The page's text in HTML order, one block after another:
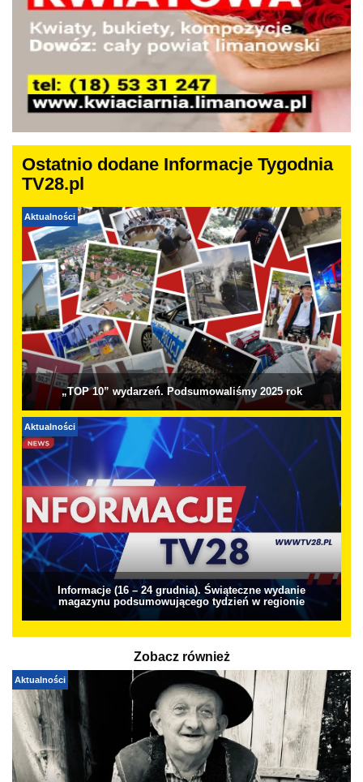
Ostatnio dodane Informacje Tygodnia
TV28.pl
Aktualności
„TOP 10” wydarzeń. Podsumowaliśmy 2025 rok
Aktualności
Informacje (16 – 24 grudnia). Świąteczne wydanie
magazynu podsumowującego tydzień w regionie
Zobacz również
Aktualności